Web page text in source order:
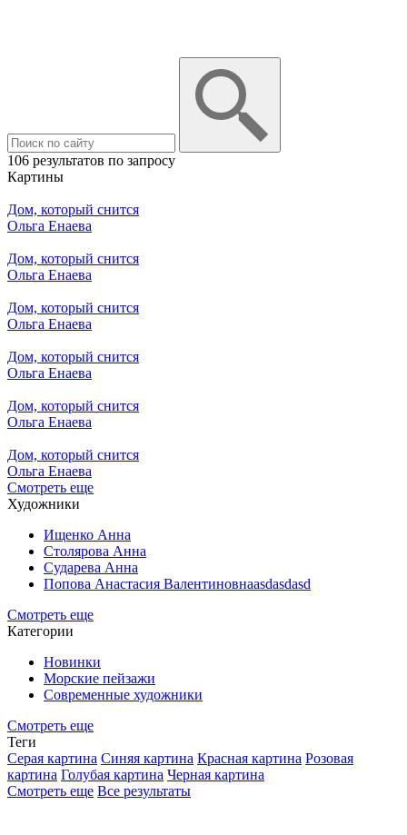
106 результатов по запросу
Картины
Дом, который снится
Ольга Енаева
Дом, который снится
Ольга Енаева
Дом, который снится
Ольга Енаева
Дом, который снится
Ольга Енаева
Дом, который снится
Ольга Енаева
Дом, который снится
Ольга Енаева
Смотреть еще
Художники
Ищенко Анна
Столярова Анна
Сударева Анна
Попова Анастасия Валентиновнаasdasdasd
Смотреть еще
Категории
Новинки
Морские пейзажи
Современные художники
Смотреть еще
Теги
Серая картина Синяя картина Красная картина Розовая
картина Голубая картина Черная картина
Смотреть еще Все результаты